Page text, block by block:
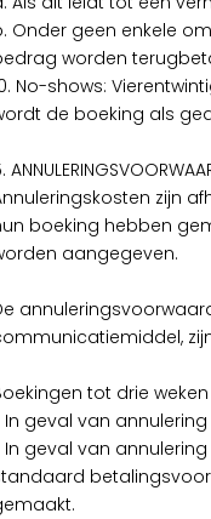
Onder geen enkele
worden
No-shows:
de boeking als
zijn
boeking hebben
aangegeven.
tot drie weken
geval van
geval van